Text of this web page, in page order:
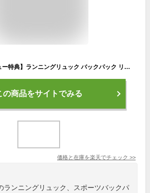
【新生活限定&レビュー特典】ランニングリュック バックパック リュック メンズ レディース 大容量 登山 防災リュック ウンテンバイク ハイドレーションバッグ サイクリング イクル リュックサック ランニング リュック サイクルバッグ 防水バッグ 携帯リュック 軽量 防災
の商品をサイトでみる
価格と在庫を楽天でチェック >>
ランニングリュック、スポーツバックパ